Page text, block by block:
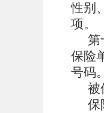
性别
项。
保险
号码。
被
保